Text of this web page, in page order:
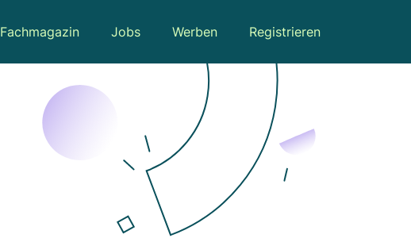
Fachmagazin Jobs Werben Registrieren